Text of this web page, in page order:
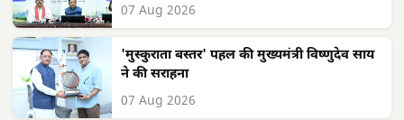
07 Aug 2026
'मुस्कुराता बस्तर' पहल की मुख्यमंत्री विष्णुदेव साय
ने की सराहना
07 Aug 2026